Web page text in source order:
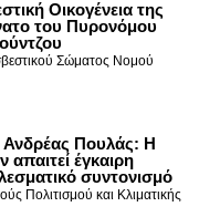
Οικογένεια της
του Πυρονόμου
Σώματος Νομού
Ανδρέας Πουλάς: Η
έγκαιρη
συντονισμό
Πολιτισμού και Κλιματικής